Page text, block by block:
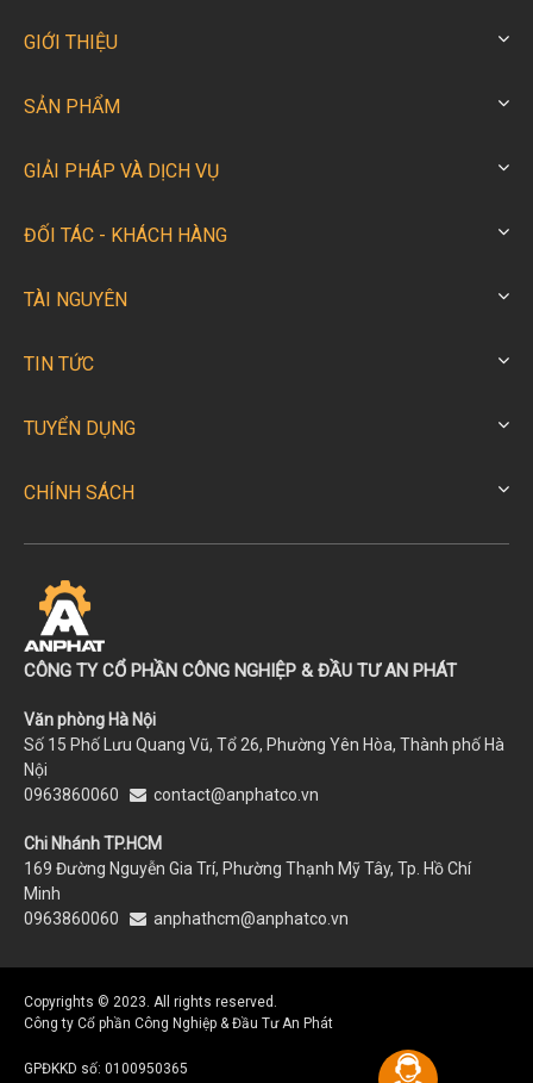
GIỚI THIỆU
SẢN PHẨM
GIẢI PHÁP VÀ DỊCH VỤ
ĐỐI TÁC - KHÁCH HÀNG
TÀI NGUYÊN
TIN TỨC
TUYỂN DỤNG
CHÍNH SÁCH
CÔNG TY CỔ PHẦN CÔNG NGHIỆP & ĐẦU TƯ AN PHÁT
Văn phòng Hà Nội
Số 15 Phố Lưu Quang Vũ, Tổ 26, Phường Yên Hòa, Thành phố Hà
Nội
0963860060
contact@anphatco.vn
Chi Nhánh TP.HCM
169 Đường Nguyễn Gia Trí, Phường Thạnh Mỹ Tây, Tp. Hồ Chí
Minh
0963860060
anphathcm@anphatco.vn
Copyrights © 2023. All rights reserved.
Công ty Cổ phần Công Nghiệp & Đầu Tư An Phát
GPĐKKD số: 0100950365